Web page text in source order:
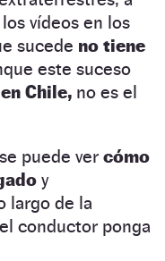
vídeos en los
sucede no tiene
este suceso
en Chile, no es el
puede ver cómo
y
largo de la
conductor ponga